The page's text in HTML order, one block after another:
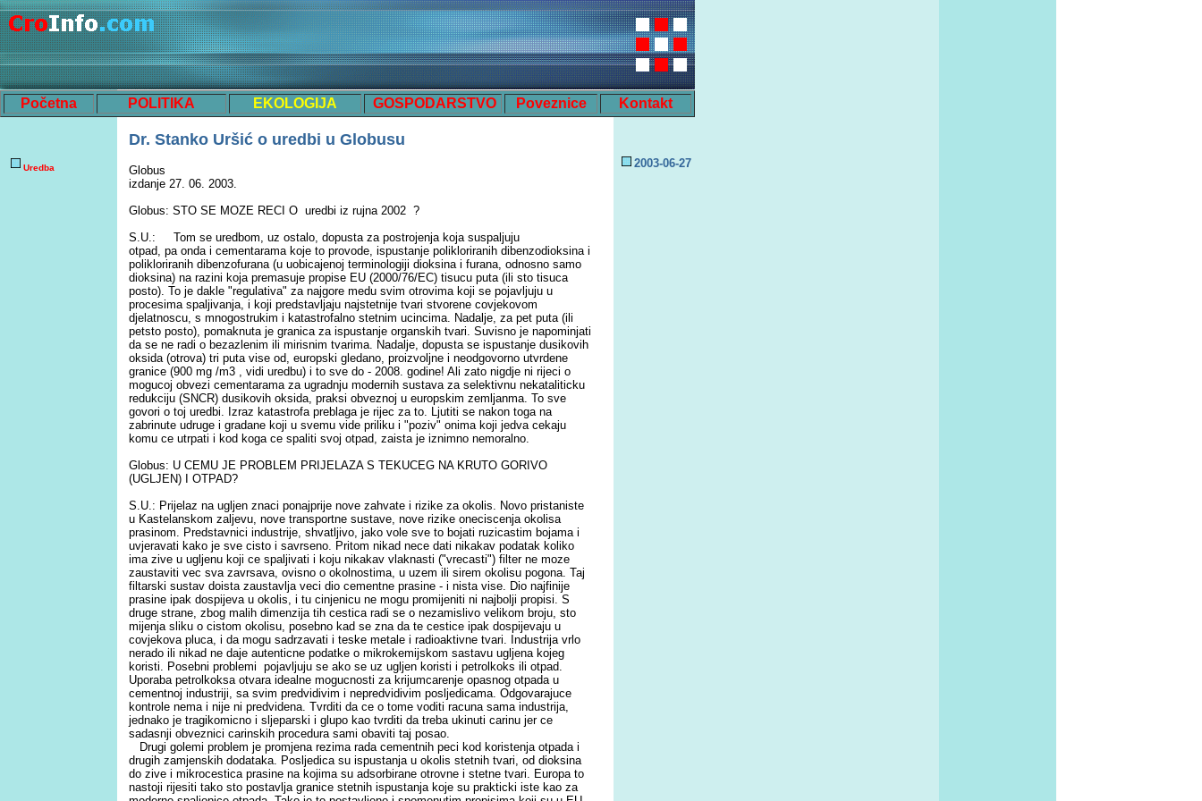
Početna POLITIKA EKOLOGIJA GOSPODARSTVO Poveznice Kontakt
Uredba
Dr. Stanko Uršić o uredbi u Globusu
Globus
izdanje 27. 06. 2003.
Globus: STO SE MOZE RECI O uredbi iz rujna 2002 ?
S.U.: Tom se uredbom, uz ostalo, dopusta za postrojenja koja suspaljuju
otpad, pa onda i cementarama koje to provode, ispustanje polikloriranih dibenzodioksina i
polikloriranih dibenzofurana (u uobicajenoj terminologiji dioksina i furana, odnosno samo
dioksina) na razini koja premasuje propise EU (2000/76/EC) tisucu puta (ili sto tisuca
posto). To je dakle "regulativa" za najgore medu svim otrovima koji se pojavljuju u
procesima spaljivanja, i koji predstavljaju najstetnije tvari stvorene covjekovom
djelatnoscu, s mnogostrukim i katastrofalno stetnim ucincima. Nadalje, za pet puta (ili
petsto posto), pomaknuta je granica za ispustanje organskih tvari. Suvisno je napominjati
da se ne radi o bezazlenim ili mirisnim tvarima. Nadalje, dopusta se ispustanje dusikovih
oksida (otrova) tri puta vise od, europski gledano, proizvoljne i neodgovorno utvrdene
granice (900 mg /m3 , vidi uredbu) i to sve do - 2008. godine! Ali zato nigdje ni rijeci o
mogucoj obvezi cementarama za ugradnju modernih sustava za selektivnu nekataliticku
redukciju (SNCR) dusikovih oksida, praksi obveznoj u europskim zemljanma. To sve
govori o toj uredbi. Izraz katastrofa preblaga je rijec za to. Ljutiti se nakon toga na
zabrinute udruge i gradane koji u svemu vide priliku i "poziv" onima koji jedva cekaju
komu ce utrpati i kod koga ce spaliti svoj otpad, zaista je iznimno nemoralno.
Globus: U CEMU JE PROBLEM PRIJELAZA S TEKUCEG NA KRUTO GORIVO
(UGLJEN) I OTPAD?
S.U.: Prijelaz na ugljen znaci ponajprije nove zahvate i rizike za okolis. Novo pristaniste
u Kastelanskom zaljevu, nove transportne sustave, nove rizike oneciscenja okolisa
prasinom. Predstavnici industrije, shvatljivo, jako vole sve to bojati ruzicastim bojama i
uvjeravati kako je sve cisto i savrseno. Pritom nikad nece dati nikakav podatak koliko
ima zive u ugljenu koji ce spaljivati i koju nikakav vlaknasti ("vrecasti") filter ne moze
zaustaviti vec sva zavrsava, ovisno o okolnostima, u uzem ili sirem okolisu pogona. Taj
filtarski sustav doista zaustavlja veci dio cementne prasine - i nista vise. Dio najfinije
prasine ipak dospijeva u okolis, i tu cinjenicu ne mogu promijeniti ni najbolji propisi. S
druge strane, zbog malih dimenzija tih cestica radi se o nezamislivo velikom broju, sto
mijenja sliku o cistom okolisu, posebno kad se zna da te cestice ipak dospijevaju u
covjekova pluca, i da mogu sadrzavati i teske metale i radioaktivne tvari. Industrija vrlo
nerado ili nikad ne daje autenticne podatke o mikrokemijskom sastavu ugljena kojeg
koristi. Posebni problemi pojavljuju se ako se uz ugljen koristi i petrolkoks ili otpad.
Uporaba petrolkoksa otvara idealne mogucnosti za krijumcarenje opasnog otpada u
cementnoj industriji, sa svim predvidivim i nepredvidivim posljedicama. Odgovarajuce
kontrole nema i nije ni predvidena. Tvrditi da ce o tome voditi racuna sama industrija,
jednako je tragikomicno i sljeparski i glupo kao tvrditi da treba ukinuti carinu jer ce
sadasnji obveznici carinskih procedura sami obaviti taj posao.
Drugi golemi problem je promjena rezima rada cementnih peci kod koristenja otpada i
drugih zamjenskih dodataka. Posljedica su ispustanja u okolis stetnih tvari, od dioksina
do zive i mikrocestica prasine na kojima su adsorbirane otrovne i stetne tvari. Europa to
nastoji rijesiti tako sto postavlja granice stetnih ispustanja koje su prakticki iste kao za
2003-06-27